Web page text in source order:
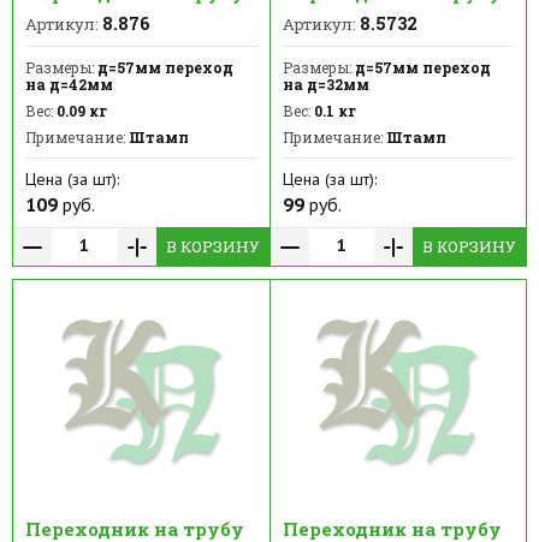
Артикул: 8.876
Размеры: д=57мм переход
на д=42мм
Вес: 0.09 кг
Примечание: Штамп
Цена (за шт):
109 руб.
В КОРЗИНУ
Артикул: 8.5732
Размеры:д=57мм переход
на д=32мм
Вес:0.1 кг
Примечание:Штамп
Цена (за шт):
99руб.
В КОРЗИНУ
Переходник на трубу Переходник на трубу